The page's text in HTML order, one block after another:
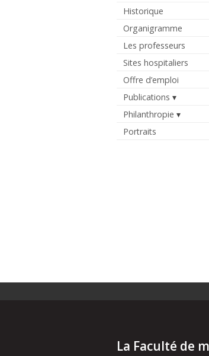
Historique
Organigramme
Les professeurs
Sites hospitaliers
Offre d’emploi
Publications
Philanthropie
Portraits
La Faculté de